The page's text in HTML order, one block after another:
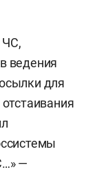
ЧС,
ведения
для
—